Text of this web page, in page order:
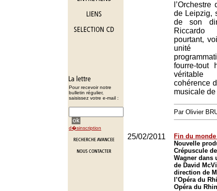
Pour recevoir notre
bulletin régulier,
saisissez votre e-mail :
d�sinscription
de Leipzig,
de son
pourtant,
unité
fourre-tout
véritable
cohérence
musicale
Par Olivier
25/02/2011
Fin du
Nouvelle
Crépuscule
Wagner dans
de David
direction de
l’Opéra du
Opéra du